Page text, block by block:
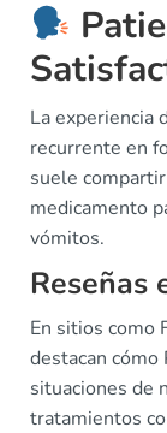
La experiencia
recurrente en
suele
medicamento
vómitos.
Reseñas
En sitios como
destacan
situaciones de
tratamientos